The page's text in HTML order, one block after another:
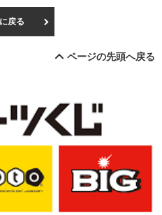
戻る
ページの先頭へ戻る